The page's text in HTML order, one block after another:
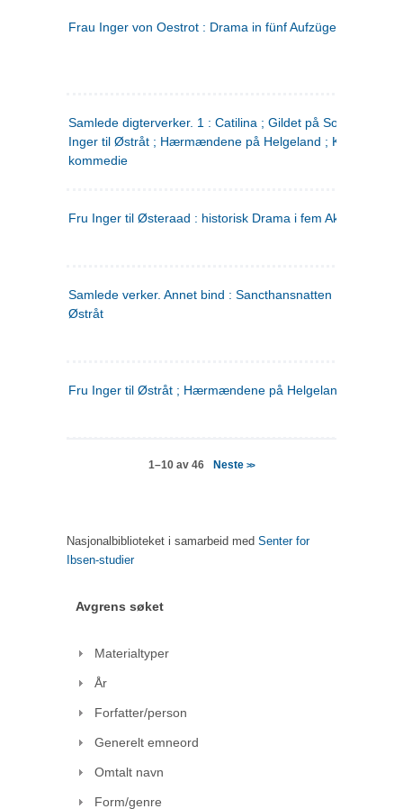
Frau Inger von Oestrot : Drama in fünf Aufzügen
Samlede digterverker. 1 : Catilina ; Gildet på Solhaug ; Fru
Inger til Østråt ; Hærmændene på Helgeland ;
kommedie
Fru Inger til Østeraad : historisk Drama i fem Akter
Samlede verker. Annet bind : Sancthansnatten ; Fru Inger
Østråt
Fru Inger til Østråt ; Hærmændene på Helgeland
1–10 av 46 Neste>>
Nasjonalbiblioteket i samarbeid med Senter for
Ibsen-studier
Avgrens søket
Materialtyper
År
Forfatter/person
Generelt emneord
Omtalt navn
Form/genre